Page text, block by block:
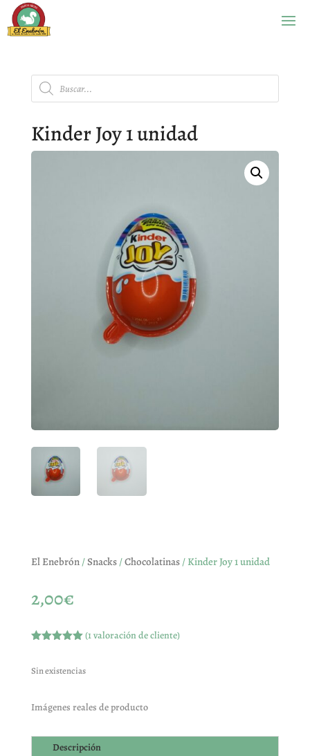
Búsqueda
de
productos
Kinder Joy 1 unidad
El Enebrón/ Snacks/Chocolatinas/ Kinder Joy 1 unidad
2,00€
5 en base
(1valoración de cliente)
Sin existencias
Imágenes reales de producto
Descripción